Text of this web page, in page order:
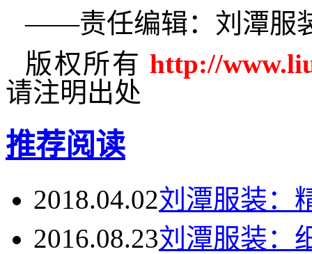
——责任编辑：刘潭服
版权所有 http://
请注明出处
推荐阅读
2018.04.02刘潭服装：
2016.08.23刘潭服装：